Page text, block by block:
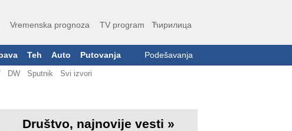
Vremenska prognoza TV program Ћирилица
Teh Auto Putovanja Podešavanja
DW Sputnik Svi izvori
Društvo, najnovije vesti »